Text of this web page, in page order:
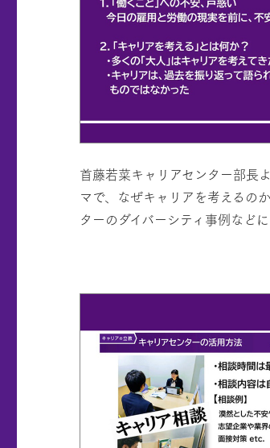
首藤若菜キャリアセンター部長
マで、なぜキャリアを考えるの
ターのダイバーシティ事例など